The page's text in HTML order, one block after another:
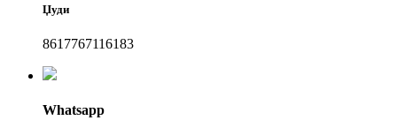
Џуди
8617767116183
Whatsapp